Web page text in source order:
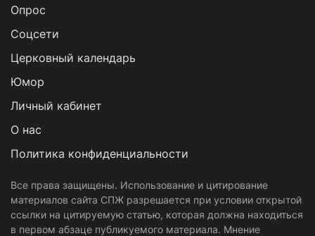
Опрос
Cоцсети
Церковный календарь
Юмор
Личный кабинет
О нас
Политика конфиденциальности
Все права защищены. Использование и цитирование
материалов сайта СПЖ разрешается при условии открытой
ссылки на цитируемую статью, которая должна находиться
в первом абзаце публикуемого материала. Мнение